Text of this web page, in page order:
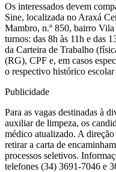
Os interessados devem
Sine, localizada no Araxá
Mambro, n.º 850, bairro
turnos: das 8h às 11h e das
da Carteira de Trabalho
(RG), CPF e, em casos
o respectivo histórico
Publicidade
Para as vagas destinadas à
auxiliar de limpeza, os
médico atualizado. A
retirar a carta de
processos seletivos.
telefones (34) 3691-7046 e